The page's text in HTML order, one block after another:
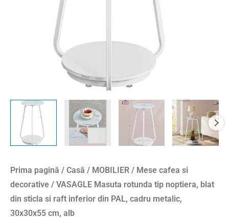
Prima pagină / Casă / MOBILIER / Mese cafea si
decorative / VASAGLE Masuta rotunda tip noptiera, blat
din sticla si raft inferior din PAL, cadru metalic,
30x30x55 cm, alb
metalic,
30x30x55
cm,
alb